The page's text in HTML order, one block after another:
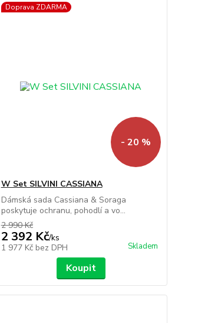
Doprava ZDARMA
- 20 %
W Set SILVINI CASSIANA
Dámská sada Cassiana & Soraga
poskytuje ochranu, pohodlí a vo...
2 990 Kč
2 392 Kč/ks
1 977 Kč bez DPH Skladem
Koupit